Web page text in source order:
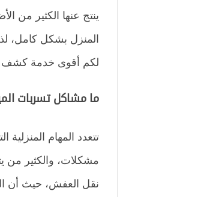
ينتج عنها الكثير من
المنزل بشكل كامل،
لكم أقوى خدمة كشف
ما مشاكل تسربات
تتعدد المهام
مشكلات، والكثير من
نقل العفش، حيث أن